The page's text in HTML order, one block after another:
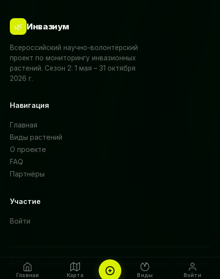
🌿 Инвазиум
Всероссийский научно-волонтёрский
проект по мониторингу инвазионных
растений. Сезон 2: 1 мая – 31 октября
2026 г.
Навигация
Главная
Виды растений
О проекте
FAQ
Партнёры
Участие
Войти
© 2026 Инвазиум Организатор: Десятилетие науки и технологий
Главная Карта Виды Войти